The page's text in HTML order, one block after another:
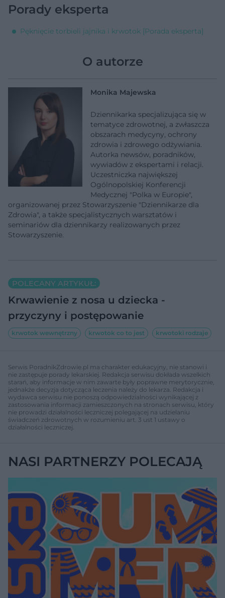
Porady eksperta
Pęknięcie torbieli jajnika i krwotok [Porada eksperta]
O autorze
Monika Majewska
Dziennikarka specjalizująca się w
tematyce zdrowotnej, a zwłaszcza
obszarach medycyny, ochrony
zdrowia i zdrowego odżywiania.
Autorka newsów, poradników,
wywiadów z ekspertami i relacji.
Uczestniczka największej
Ogólnopolskiej Konferencji
Medycznej "Polka w Europie",
organizowanej przez Stowarzyszenie "Dziennikarze dla
Zdrowia", a także specjalistycznych warsztatów i
seminariów dla dziennikarzy realizowanych przez
Stowarzyszenie.
POLECANY ARTYKUŁ:
Krwawienie z nosa u dziecka -
przyczyny i postępowanie
krwotok wewnętrzny krwotok co to jest krwotoki rodzaje
Serwis PoradnikZdrowie.pl ma charakter edukacyjny, nie stanowi i
nie zastępuje porady lekarskiej. Redakcja serwisu dokłada wszelkich
starań, aby informacje w nim zawarte były poprawne merytorycznie,
jednakże decyzja dotycząca leczenia należy do lekarza. Redakcja i
wydawca serwisu nie ponoszą odpowiedzialności wynikającej z
zastosowania informacji zamieszczonych na stronach serwisu, który
nie prowadzi działalności leczniczej polegającej na udzielaniu
świadczeń zdrowotnych w rozumieniu art. 3 ust 1 ustawy o
działalności leczniczej.
NASI PARTNERZY POLECAJĄ